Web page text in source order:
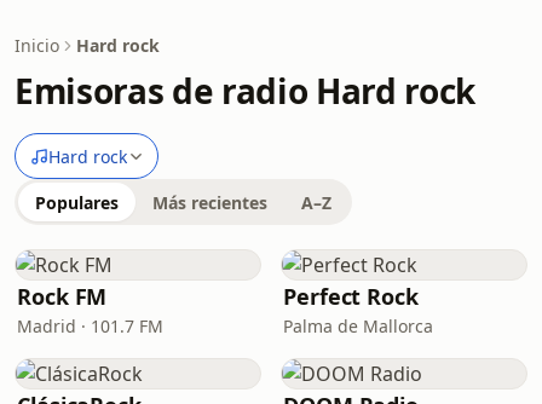
Inicio Hard rock
Emisoras de radio Hard rock
Hard rock
Populares Más recientes A–Z
Rock FM
Madrid · 101.7 FM
Perfect Rock
Palma de Mallorca